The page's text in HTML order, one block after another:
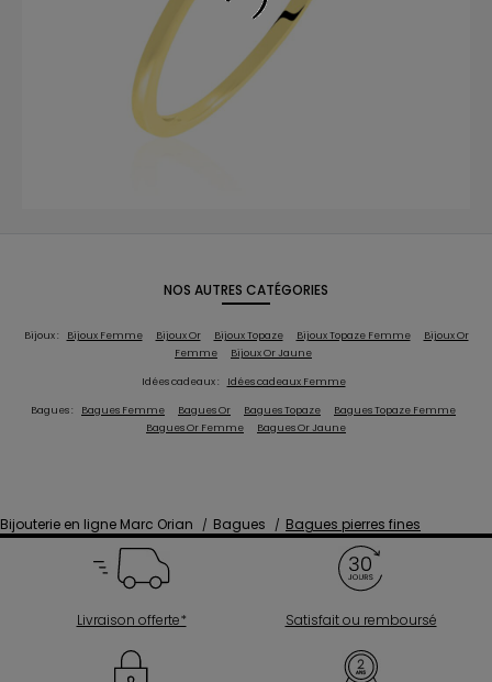
NOS AUTRES CATÉGORIES
Bijoux : Bijoux Femme Bijoux Or Bijoux Topaze Bijoux Topaze Femme
Bijoux Or
Femme
Bijoux Or Jaune
Idées cadeaux : Idées cadeaux Femme
Bagues : Bagues Femme Bagues Or Bagues Topaze
Bagues Topaze Femme
Bagues Or Femme
Bagues Or Jaune
Bijouterie en ligne Marc Orian Bagues Bagues pierres fines
Livraison offerte* Satisfait ou remboursé